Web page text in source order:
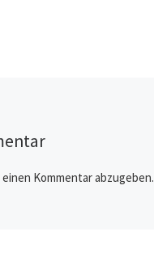
Kommentar abzugeben.